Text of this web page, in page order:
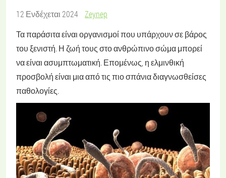
12 Ενδέχεται 2024
Zeynep
Τα παράσιτα είναι οργανισμοί που υπάρχουν σε βάρος
του ξενιστή. Η ζωή τους στο ανθρώπινο σώμα μπορεί
να είναι ασυμπτωματική. Επομένως, η ελμινθική
προσβολή είναι μια από τις πιο σπάνια διαγνωσθείσες
παθολογίες.